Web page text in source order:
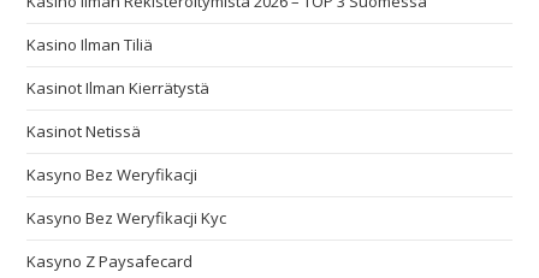
Kasino Ilman Tiliä
Kasinot Ilman Kierrätystä
Kasinot Netissä
Kasyno Bez Weryfikacji
Kasyno Bez Weryfikacji Kyc
Kasyno Z Paysafecard